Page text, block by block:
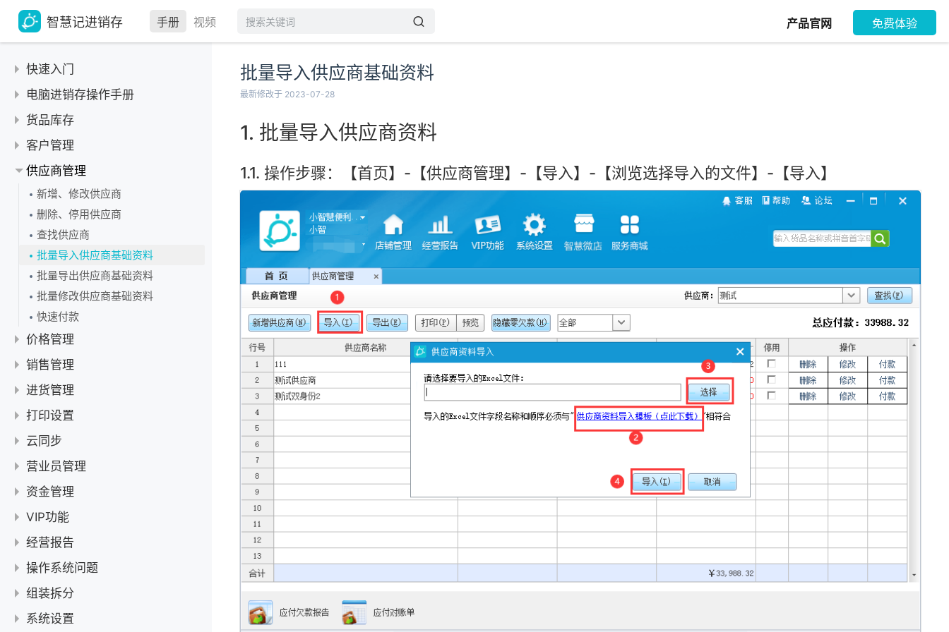
智慧记进销存 手册 视频 产品官网 免费体验
批量导入供应商基础资料
最新修改于 2023-07-28
批量导入供应商资料
操作步骤：【首页】-【供应商管理】-【导入】-【浏览选择导入的文件】-【导入】
快速入门
下载安装-电脑和手机APP
联系我们
新增店铺
退出和切换账号
如何在手机上退出登录？
设置首页常用功能
如何增购营业员数
如何增购门店数？
如何购买黄金会员？
如何购买白银会员
智慧记账号注销
切换店铺
更换老板手机号码
开通会员数据不同步
清空全部数据
智慧记店铺数据结转
电脑进销存操作手册
货品库存
货品
货品库存功能简介
新增、修改货品
删除、停用货品
批量导入货品基础资料
批量导出货品基础资料
批量修改货品基础资料
添加货品代码
添加货品图片
零售价和批发价及使用
自定义销售价格及使用
进货价及使用
查找货品、隐藏零库存
智慧记货品智能录入教程
类别管理
新增、修改货品类别
删除货品类别
移动货品至指定类别
单位管理
货品主单位添加、修改
删除货品主单位
添加辅单位及换算率、修改
删除辅单位及换算率
主、辅单位及换算原理
盘点单
盘点单调整库存数量
库存预警
设置最高、最低库存
库存预警提示
库存预警报告
常见问题
如何启用货品？
销售成本低于进货价
货品涨价调整
商品录入了相似的名字要怎么删除一个呢？
两个设备同时编辑相同商品，如何保存商品资料呢？
智慧记如何进行货品成本核算？
货品销售价批量上浮，怎么调？
两个设备编辑了同一个商品，会怎样？
提示“货品代码已经存在”，怎么处理？
为什么软件里多出很多不是自己的货品？
客户管理
新增、修改客户
删除、停用客户
查询客户信息
客户类别分类
批量导入客户基础资料
批量导出客户基础资料
批量修改客户基础资料
客户归属和批量设定归属
快速收款、充值
客户查找教程
启用客户/供应商双身份
系统预设的零售客户、批发客户是什么？
如何删除或停用客户/供应商？
客户总应收款和抹零
供应商管理
新增、修改供应商
删除、停用供应商
查找供应商
批量导入供应商基础资料
批量导出供应商基础资料
批量修改供应商基础资料
快速付款
价格管理
新增、修改大客户报价
删除大客户报价
批量导入大客户报价
批量修改、删除大客户报价
开单价格不是大客户价
销售管理
销售单
销售单：新增、修改
销售单批量打印
销售单查找教程
销售单怎么设置导出PDF
销售单怎么启用单行折扣
销售退货要如何操作
销售订单跟销售单的区别
销售单导出
销售单导入
收款单
收款单：新增、修改
收款单简介
按单收款如何输入抹零
销售订单
销售订单定金抵扣应收款
销售订单转为销售单
做了销售订单为什么库存没有减少
销售订单导出
单据编号规则
开单搜不到货品，怎么办？
智慧记如何设置消费后自动赠送积分？
报错“database or disk is full”
分享保存单据图片
销售单如何分享到微信？
进货管理
进货单
新增、修改进货单
采购退货处理
导入进货单
批量导出进货单
查看单据付款记录
付款单
新增、修改付款单
进货订单
进货订单转为进货单
删除进货订单
打印设置
完整使用指南
【教程】智慧记打印模板使用教程
打印纸张设置
打印设置：WIN7设置纸张大小
winXP设置纸张大小【打印】
得力打印机设置纸张
打印内容设置
批量调整打印字体大小
打印模板添加图片
打印模板删除页脚
设置页眉页脚
打印模板添加表格内容
备份打印模板文件夹Notefiles
替换打印模板文件夹Notefiles
智慧记手机端远程电脑打印
常见问题
无法打印：提示“文件另存为”怎么处理？
打印多出一张空白纸怎么处理？
无法打印：提示“打印机设置错误，已恢复为系统默认”怎么处理？
云同步
关于云同步常见问题
手机已远程打印销售单，电脑仍找不到单据怎么办
营业员管理
邀请营业员
删除营业员
营业员：客户归属
营业员：销售统计
营业员显示会员到期怎么处理
营业员怎么能查看进货价
资金管理
调整结算账户默认排序
资金流水：记收入、记支出和收支项目
结算账户：新增、修改
VIP功能
如何增购营业员
【VIP功能】一览表
经营报告
业务成本：货品成本核算（汇总）
客户欠款核查教程
利润统计报告销售单统计重复，怎么处理
操作系统问题
打开软件提示KDPdfExport Load en Res Dll error 的处理方法
打开智慧记显示端口5166被占用如何解决？
组装拆分
智慧微店＆智慧门店如何与智慧记进销存组合使用？
系统设置